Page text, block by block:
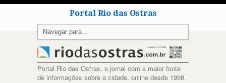
Portal Rio das Ostras
Portal Rio das Ostras, o jornal com a maior fonte
de informações sobre a cidade, online desde 1998.